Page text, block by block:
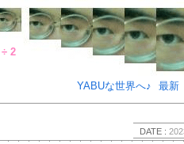
な戯言･･
YABUな世界へ♪
最新
DATE :